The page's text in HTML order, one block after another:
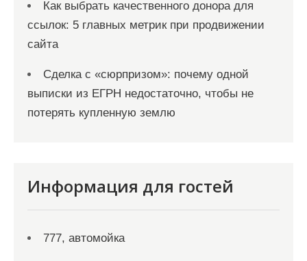
Как выбрать качественного донора для
ссылок: 5 главных метрик при продвижении
сайта
Сделка с «сюрпризом»: почему одной
выписки из ЕГРН недостаточно, чтобы не
потерять купленную землю
Информация для гостей
777, автомойка